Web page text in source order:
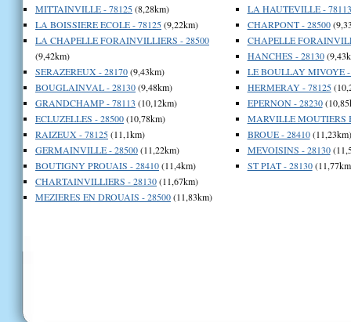
MITTAINVILLE - 78125(8,28km)
LA BOISSIERE ECOLE - 78125(9,22km)
LA CHAPELLE FORAINVILLIERS - 28500
(9,42km)
SERAZEREUX - 28170(9,43km)
BOUGLAINVAL - 28130(9,48km)
GRANDCHAMP - 78113 (10,12km)
ECLUZELLES - 28500(10,78km)
RAIZEUX - 78125(11,1km)
GERMAINVILLE - 28500(11,22km)
BOUTIGNY PROUAIS - 28410(11,4km)
CHARTAINVILLIERS - 28130(11,67km)
MEZIERES EN DROUAIS - 28500(11,83km)
LA HAUTEVILLE - 78113
CHARPONT - 28500
CHAPELLE
HANCHES - 28130
LE BOULLAY MIVOYE -
HERMERAY - 78125
EPERNON - 28230
MARVILLE MOUTIERS
BROUE - 28410(11,23km)
MEVOISINS - 28130
ST PIAT - 28130